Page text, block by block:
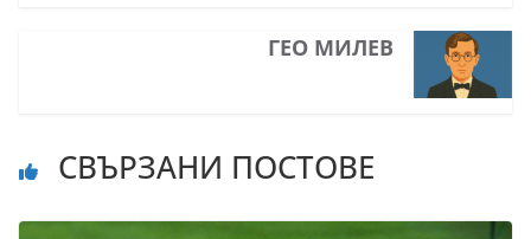
ГЕО МИЛЕВ
СВЪРЗАНИ ПОСТОВЕ